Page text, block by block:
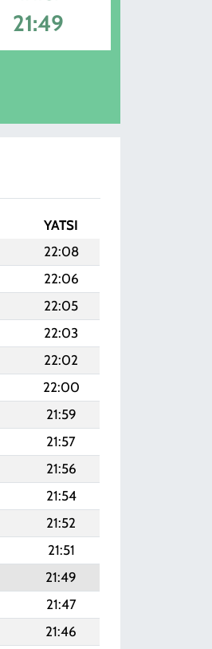
21:49
YATSI
22:08
22:06
22:05
22:03
22:02
22:00
21:59
21:57
21:56
21:54
21:52
21:51
21:49
21:47
21:46